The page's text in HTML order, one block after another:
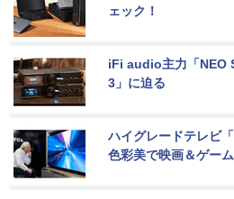
ェック！
iFi audio主力「NEO
3」に迫る
ハイグレードテレビ
色彩美で映画＆ゲー